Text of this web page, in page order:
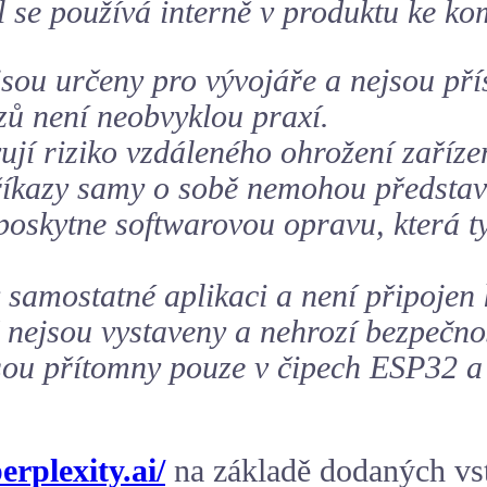
se používá interně v produktu ke
určeny pro vývojáře a nejsou
není neobvyklou praxí.
riziko vzdáleného ohrožení
samy o sobě nemohou
softwarovou opravu, která
aplikaci a není
vystaveny a nehrozí
přítomny pouze v čipech ESP32
na základě dodaných